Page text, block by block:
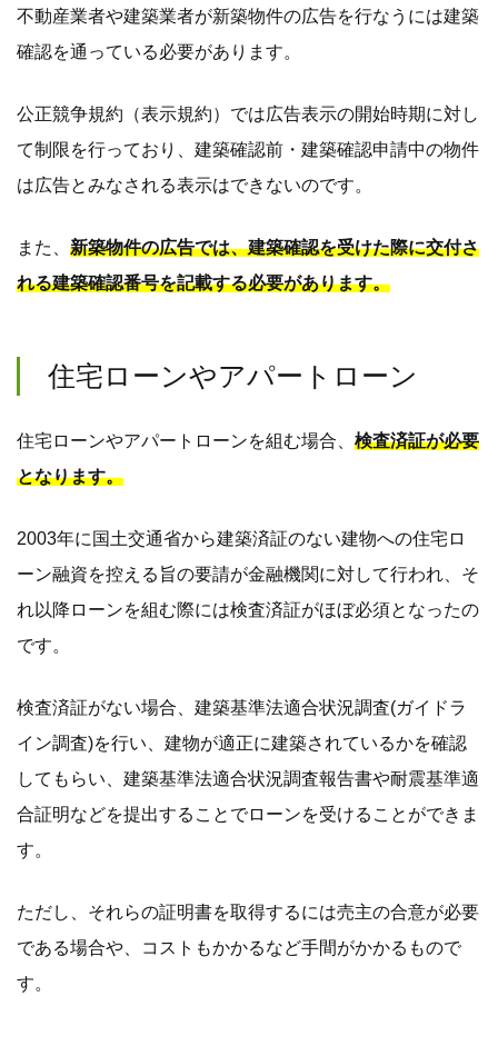
不動産業者や建築業者が新築物件の広告を行なうには建築
確認を通っている必要があります。
公正競争規約（表示規約）では広告表示の開始時期に対し
て制限を行っており、建築確認前・建築確認申請中の物件
は広告とみなされる表示はできないのです。
また、 新築物件の広告では、建築確認を受けた際に交付さ
れる建築確認番号を記載する必要があります。
住宅ローンやアパートローン
住宅ローンやアパートローンを組む場合、 検査済証が必要
となります。
2003年に国土交通省から建築済証のない建物への住宅ロ
ーン融資を控える旨の要請が金融機関に対して行われ、そ
れ以降ローンを組む際には検査済証がほぼ必須となったの
です。
検査済証がない場合、建築基準法適合状況調査(ガイドラ
イン調査)を行い、建物が適正に建築されているかを確認
してもらい、建築基準法適合状況調査報告書や耐震基準適
合証明などを提出することでローンを受けることができま
す。
ただし、それらの証明書を取得するには売主の合意が必要
である場合や、コストもかかるなど手間がかかるもので
す。